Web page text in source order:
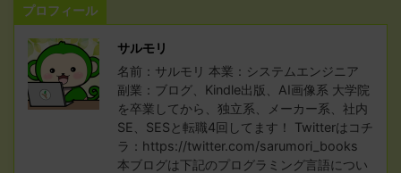
プロフィール
サルモリ
名前：サルモリ 本業：システムエンジニア
副業：ブログ、Kindle出版、AI画像系 大学院
を卒業してから、独立系、メーカー系、社内
SE、SESと転職4回してます！ Twitterはコチ
ラ：https://twitter.com/sarumori_books
本ブログは下記のプログラミング言語につい